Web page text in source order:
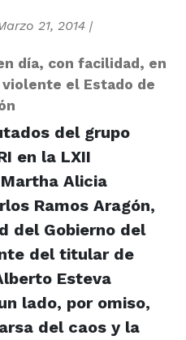
21, 2014 |
día, con facilidad, en
el Estado de
del grupo
en la LXII
Alicia
Ramos Aragón,
del Gobierno del
del titular de
Esteva
lado, por omiso,
del caos y la